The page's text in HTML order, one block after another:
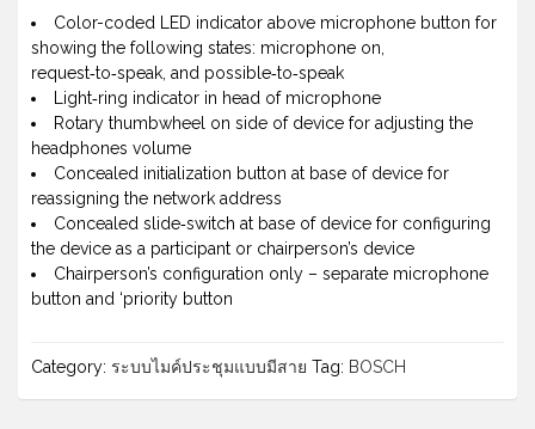
Color-coded LED indicator above microphone button for
showing the following states: microphone on,
request‑to‑speak, and possible‑to‑speak
Light‑ring indicator in head of microphone
Rotary thumbwheel on side of device for adjusting the
headphones volume
Concealed initialization button at base of device for
reassigning the network address
Concealed slide‑switch at base of device for configuring
the device as a participant or chairperson’s device
Chairperson’s configuration only – separate microphone
button and ‘priority button
Category: ระบบไมค์ประชุมแบบมีสาย Tag: BOSCH